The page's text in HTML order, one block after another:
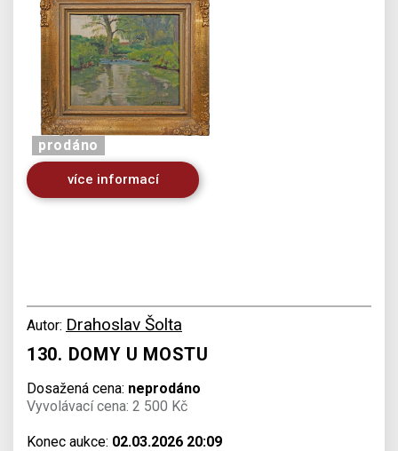
prodáno
více informací
Autor: Drahoslav Šolta
130. DOMY U MOSTU
Dosažená cena: neprodáno
Vyvolávací cena: 2 500 Kč
Konec aukce: 02.03.2026 20:09